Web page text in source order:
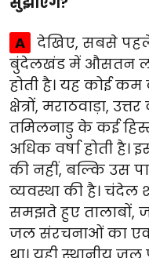
A देखिए, सबसे
बुंदेलखंड में औसतन
होती है। यह कोई कम
क्षेत्रों, मराठवाड़ा,
तमिलनाडु के कई
अधिक वर्षा होती है।
की नहीं, बल्कि उस
व्यवस्था की है।
समझते हुए तालाबों,
जल संरचनाओं का एक